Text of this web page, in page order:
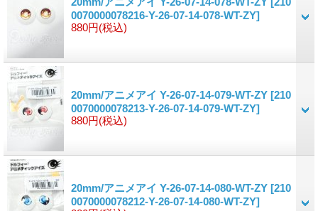
0070000078216-Y-26-07-14-078-WT-ZY]
880円(税込)
20mm/アニメアイ Y-26-07-14-079-WT-ZY [210
0070000078213-Y-26-07-14-079-WT-ZY]
880円(税込)
20mm/アニメアイ Y-26-07-14-080-WT-ZY [210
0070000078212-Y-26-07-14-080-WT-ZY]